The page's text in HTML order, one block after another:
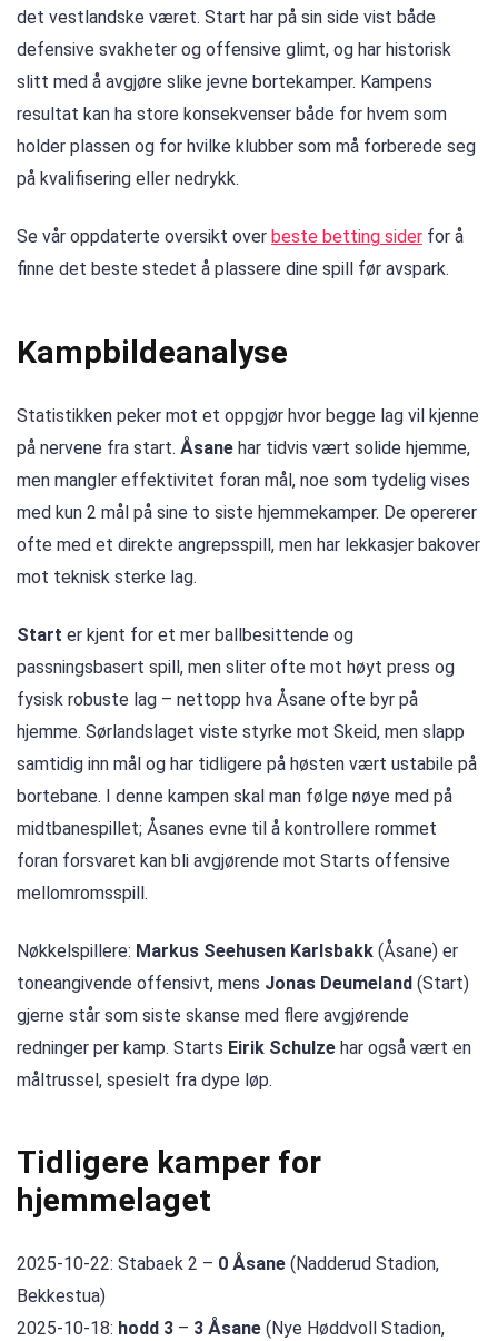
det vestlandske været. Start har på sin side vist både
defensive svakheter og offensive glimt, og har historisk
slitt med å avgjøre slike jevne bortekamper. Kampens
resultat kan ha store konsekvenser både for hvem som
holder plassen og for hvilke klubber som må forberede seg
på kvalifisering eller nedrykk.
Se vår oppdaterte oversikt over beste betting sider for å
finne det beste stedet å plassere dine spill før avspark.
Kampbildeanalyse
Statistikken peker mot et oppgjør hvor begge lag vil kjenne
på nervene fra start. Åsane har tidvis vært solide hjemme,
men mangler effektivitet foran mål, noe som tydelig vises
med kun 2 mål på sine to siste hjemmekamper. De opererer
ofte med et direkte angrepsspill, men har lekkasjer bakover
mot teknisk sterke lag.
Start er kjent for et mer ballbesittende og
passningsbasert spill, men sliter ofte mot høyt press og
fysisk robuste lag – nettopp hva Åsane ofte byr på
hjemme. Sørlandslaget viste styrke mot Skeid, men slapp
samtidig inn mål og har tidligere på høsten vært ustabile på
bortebane. I denne kampen skal man følge nøye med på
midtbanespillet; Åsanes evne til å kontrollere rommet
foran forsvaret kan bli avgjørende mot Starts offensive
mellomromsspill.
Nøkkelspillere: Markus Seehusen Karlsbakk (Åsane) er
toneangivende offensivt, mens Jonas Deumeland (Start)
gjerne står som siste skanse med flere avgjørende
redninger per kamp. Starts Eirik Schulze har også vært en
måltrussel, spesielt fra dype løp.
Tidligere kamper for
hjemmelaget
2025-10-22: Stabaek 2 – 0 Åsane (Nadderud Stadion,
Bekkestua)
2025-10-18: hodd 3 – 3 Åsane (Nye Høddvoll Stadion,